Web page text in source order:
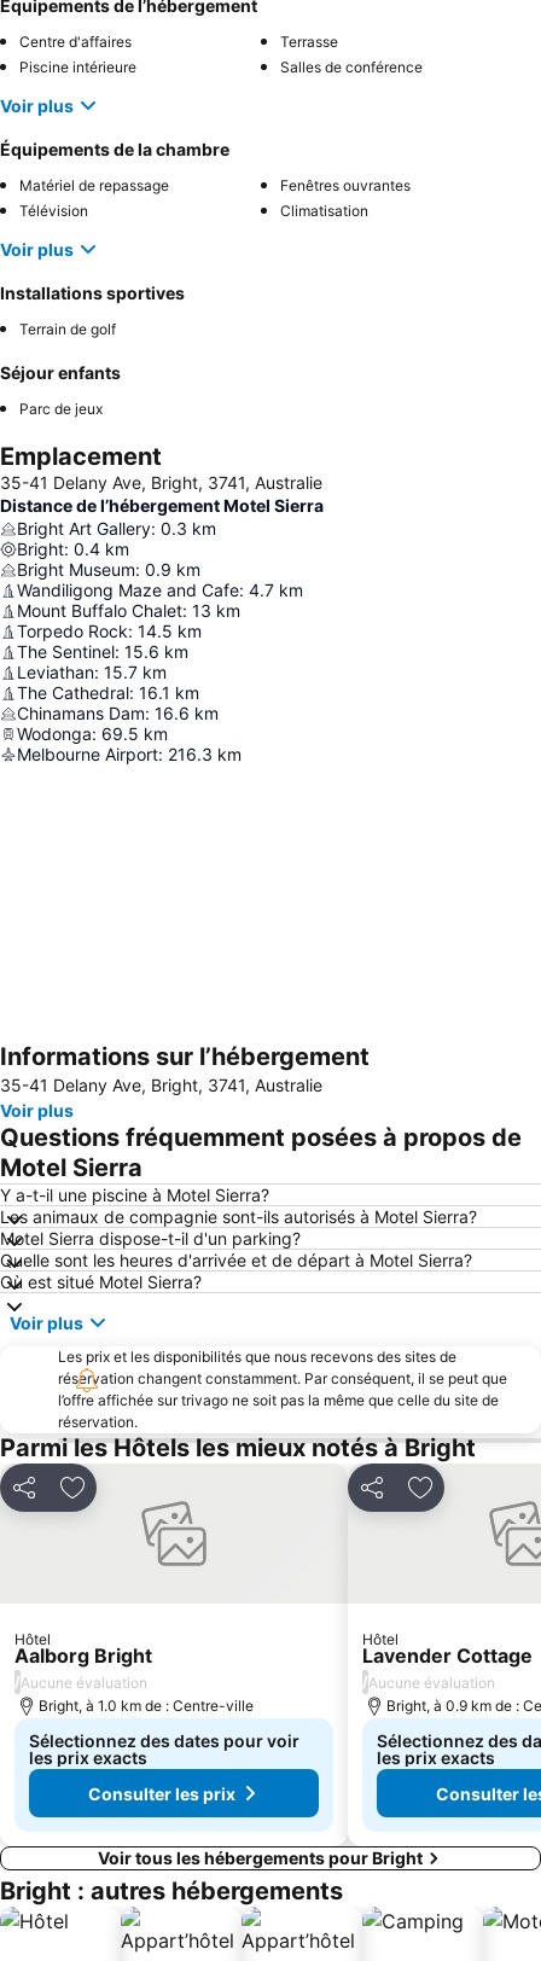
Équipements de l’hébergement
Centre d'affaires
Terrasse
Piscine intérieure
Salles de conférence
Voir plus
Équipements de la chambre
Matériel de repassage
Fenêtres ouvrantes
Télévision
Climatisation
Voir plus
Installations sportives
Terrain de golf
Séjour enfants
Parc de jeux
Emplacement
35-41 Delany Ave, Bright, 3741, Australie
Distance de l’hébergement Motel Sierra
Bright Art Gallery: 0.3 km
Bright: 0.4 km
Bright Museum: 0.9 km
Wandiligong Maze and Cafe: 4.7 km
Mount Buffalo Chalet: 13 km
Torpedo Rock: 14.5 km
The Sentinel: 15.6 km
Leviathan: 15.7 km
The Cathedral: 16.1 km
Chinamans Dam: 16.6 km
Wodonga: 69.5 km
Melbourne Airport: 216.3 km
Agrandir la carte
Informations sur l’hébergement
35-41 Delany Ave, Bright, 3741, Australie
Voir plus
Questions fréquemment posées à propos de
Motel Sierra
Y a-t-il une piscine à Motel Sierra?
Les animaux de compagnie sont-ils autorisés à Motel Sierra?
Motel Sierra dispose-t-il d'un parking?
Quelle sont les heures d'arrivée et de départ à Motel Sierra?
Où est situé Motel Sierra?
Voir plus
Les prix et les disponibilités que nous recevons des sites de
réservation changent constamment. Par conséquent, il se peut que
l’offre affichée sur trivago ne soit pas la même que celle du site de
réservation.
Parmi les Hôtels les mieux notés à Bright
PartagerAjouter à mes favoris
Hôtel
Aalborg Bright
/Aucune évaluation
Bright, à 1.0 km de : Centre-ville
Sélectionnez des dates pour voir
les prix exacts
Consulter les prix
PartagerAjouter à
Hôtel
Lavender Cottage
/Aucune évaluation
Bright, à 0.9 km de :
Sélectionnez des
les prix exacts
Consulter
Voir tous les hébergements pour Bright
Bright : autres hébergements